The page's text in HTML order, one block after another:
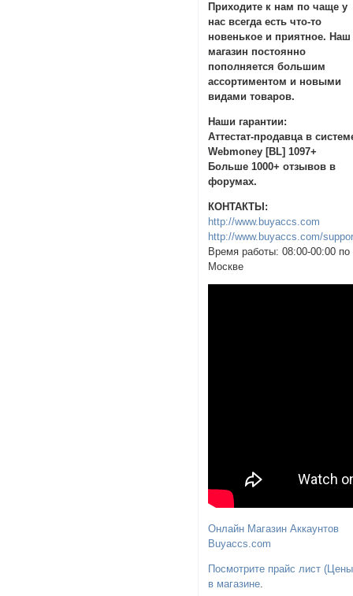
Приходите к нам по чаще у
нас всегда есть что-то
новенькое и приятное. Наш
магазин постоянно
пополняется большим
ассортиментом и новыми
видами товаров.
Наши гарантии:
Аттестат-продавца в
Webmoney [BL] 1097+
Больше 1000+ отзывов в
форумах.
КОНТАКТЫ:
http://www.buyaccs.com
http://www.buyaccs.com/
Время работы: 08:00-00:00 по
Москве
Онлайн Магазин Аккаунтов
Buyaccs.com
Посмотрите прайс лист
в магазине.